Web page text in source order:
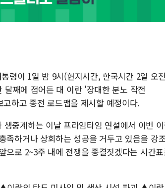
령이 1일 밤 9시(현지시간, 한국시간 2일 오전
째에 접어든 대 이란 '장대한 분노 작전
하고 종전 로드맵을 제시할 예정이다.
중계하는 이날 프라임타임 연설에서 이번
족하거나 상회하는 성공을 거두고 있음을 강
으로 2~3주 내에 전쟁을 종결짓겠다는 시간